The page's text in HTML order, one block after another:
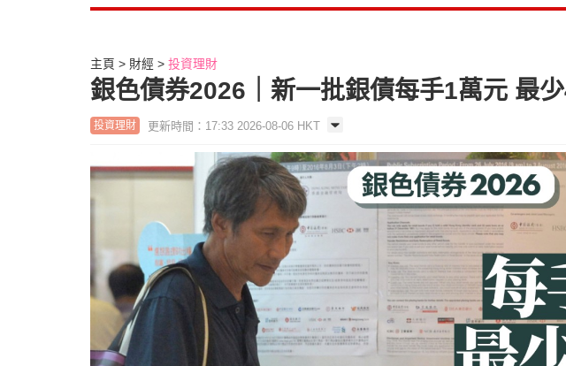
主頁 財經 投資理財
銀色債券2026｜新一批銀債每手1萬元 最
投資理財 更新時間：17:33 2026-08-06 HKT